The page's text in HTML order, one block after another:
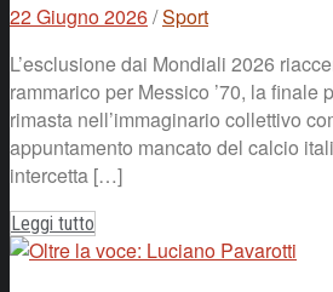
22 Giugno 2026/Sport
L’esclusione dai Mondiali 2026
rammarico per Messico ’70, la finale
rimasta nell’immaginario collettivo
appuntamento mancato del calcio
intercetta […]
Leggi tutto